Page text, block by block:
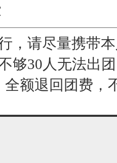
，请尽量携带
够30人无法出
全额退回团费，